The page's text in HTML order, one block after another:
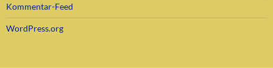
Kommentar-Feed
WordPress.org